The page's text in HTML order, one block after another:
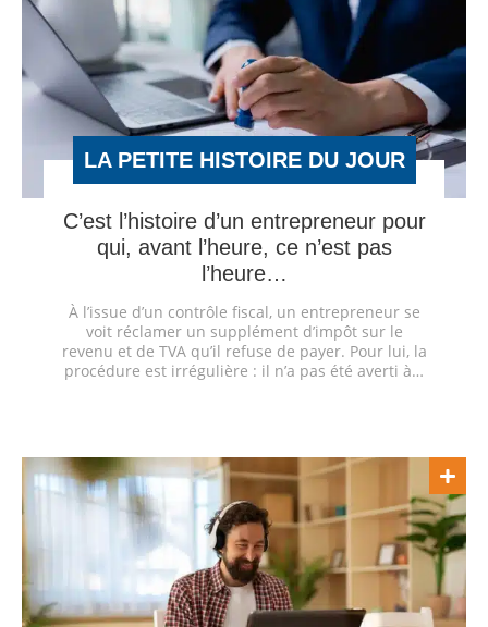
LA PETITE HISTOIRE DU JOUR
C’est l’histoire d’un entrepreneur pour
qui, avant l’heure, ce n’est pas
l’heure…
À l’issue d’un contrôle fiscal, un entrepreneur se
voit réclamer un supplément d’impôt sur le
revenu et de TVA qu’il refuse de payer. Pour lui, la
procédure est irrégulière : il n’a pas été averti à…